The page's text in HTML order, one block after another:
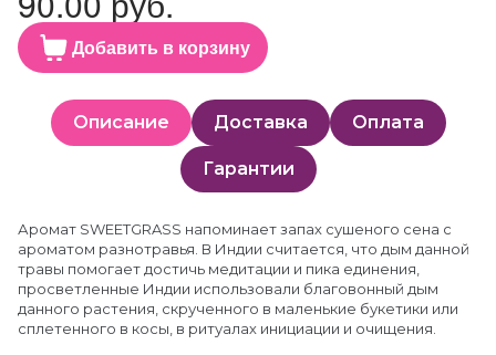
Добавить в корзину
Описание Доставка Оплата
Гарантии
Аромат SWEETGRASS напоминает запах сушеного сена с
ароматом разнотравья. В Индии считается, что дым данной
травы помогает достичь медитации и пика единения,
просветленные Индии использовали благовонный дым
данного растения, скрученного в маленькие букетики или
сплетенного в косы, в ритуалах инициации и очищения.